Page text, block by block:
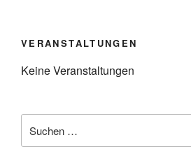
VERANSTALTUNGEN
Keine Veranstaltungen
nach: